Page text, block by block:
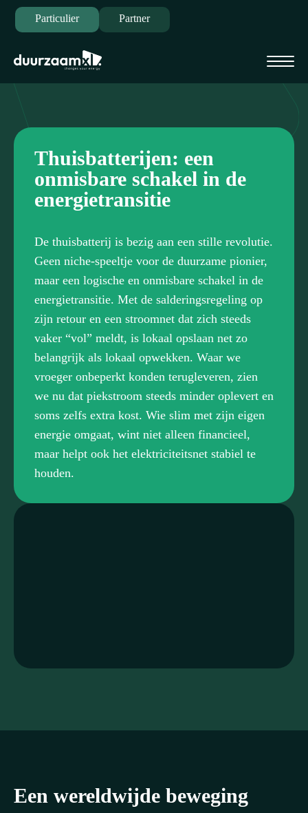
Particulier Partner
Thuisbatterijen: een
onmisbare schakel in de
energietransitie
De thuisbatterij is bezig aan een stille revolutie.
Geen niche-speeltje voor de duurzame pionier,
maar een logische en onmisbare schakel in de
energietransitie. Met de salderingsregeling op
zijn retour en een stroomnet dat zich steeds
vaker “vol” meldt, is lokaal opslaan net zo
belangrijk als lokaal opwekken. Waar we
vroeger onbeperkt konden terugleveren, zien
we nu dat piekstroom steeds minder oplevert en
soms zelfs extra kost. Wie slim met zijn eigen
energie omgaat, wint niet alleen financieel,
maar helpt ook het elektriciteitsnet stabiel te
houden.
Een wereldwijde beweging